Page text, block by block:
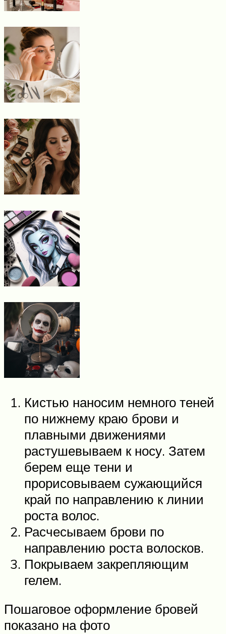
Кистью наносим немного теней
по нижнему краю брови и
плавными движениями
растушевываем к носу. Затем
берем еще тени и
прорисовываем сужающийся
край по направлению к линии
роста волос.
Расчесываем брови по
направлению роста волосков.
Покрываем закрепляющим
гелем.
Пошаговое оформление бровей
показано на фото